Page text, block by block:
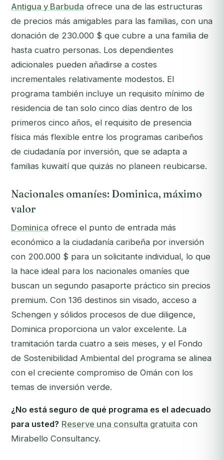
Antigua y Barbuda ofrece una de las estructuras
de precios más amigables para las familias, con una
donación de 230.000 $ que cubre a una familia de
hasta cuatro personas. Los dependientes
adicionales pueden añadirse a costes
incrementales relativamente modestos. El
programa también incluye un requisito mínimo de
residencia de tan solo cinco días dentro de los
primeros cinco años, el requisito de presencia
física más flexible entre los programas caribeños
de ciudadanía por inversión, que se adapta a
familias kuwaití que quizás no planeen reubicarse.
Nacionales omaníes: Dominica, máximo
valor
Dominica ofrece el punto de entrada más
económico a la ciudadanía caribeña por inversión
con 200.000 $ para un solicitante individual, lo que
la hace ideal para los nacionales omaníes que
buscan un segundo pasaporte práctico sin precios
premium. Con 136 destinos sin visado, acceso a
Schengen y sólidos procesos de due diligence,
Dominica proporciona un valor excelente. La
tramitación tarda cuatro a seis meses, y el Fondo
de Sostenibilidad Ambiental del programa se alinea
con el creciente compromiso de Omán con los
temas de inversión verde.
¿No está seguro de qué programa es el adecuado
para usted? Reserve una consulta gratuita con
Mirabello Consultancy.